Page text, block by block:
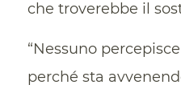
che troverebbe il
“Nessuno
perché sta